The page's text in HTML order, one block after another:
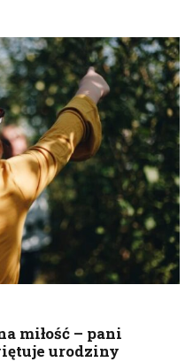
miłość – pani
urodziny